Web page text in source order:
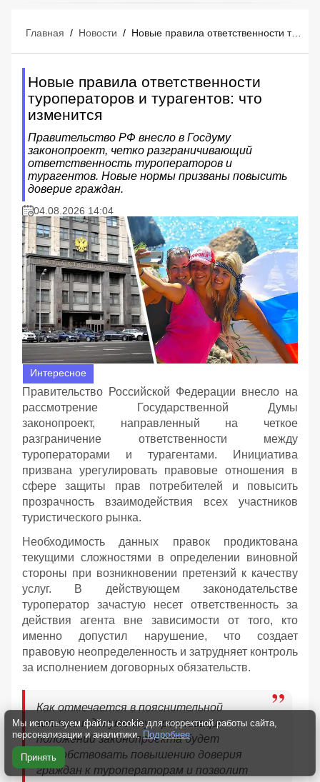
Главная / Новости / Новые правила ответственности туроператоров и турагентов: что изменится
Новые правила ответственности
туроператоров и турагентов: что
изменится
Правительство РФ внесло в Госдуму
законопроект, четко разграничивающий
ответственность туроператоров и
турагентов. Новые нормы призваны повысить
доверие граждан.
04.08.2026 14:04
Интересное
Правительство Российской Федерации внесло на
рассмотрение Государственной Думы
законопроект, направленный на четкое
разграничение ответственности между
туроператорами и турагентами. Инициатива
призвана урегулировать правовые отношения в
сфере защиты прав потребителей и повысить
прозрачность взаимодействия всех участников
туристического рынка.
Необходимость данных правок продиктована
текущими сложностями в определении виновной
стороны при возникновении претензий к качеству
услуг. В действующем законодательстве
туроператор зачастую несет ответственность за
действия агента вне зависимости от того, кто
именно допустил нарушение, что создает
правовую неопределенность и затрудняет контроль
за исполнением договорных обязательств.
Как отмечается в пояснительной
записке к документу, «реализация
положений законопроекта будет
способствовать повышению доверия
граждан к туроператорам и позволит
Мы используем файлы cookie для корректной работы сайта,
персонализации и аналитики. Подробнее
Принять